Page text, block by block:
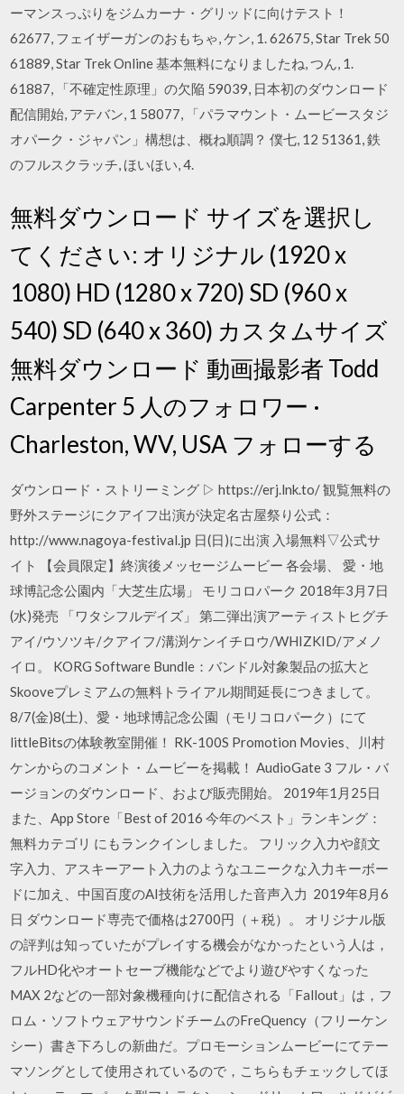
ーマンスっぷりをジムカーナ・グリッドに向けテスト！
62677, フェイザーガンのおもちゃ, ケン, 1. 62675, Star Trek 50
61889, Star Trek Online 基本無料になりましたね, つん, 1.
61887, 「不確定性原理」の欠陥 59039, 日本初のダウンロード
配信開始, アテバン, 1 58077, 「パラマウント・ムービースタジ
オパーク・ジャパン」構想は、概ね順調？ 僕七, 12 51361, 鉄
のフルスクラッチ, ほいほい, 4.
無料ダウンロード サイズを選択し
てください: オリジナル (1920 x
1080) HD (1280 x 720) SD (960 x
540) SD (640 x 360) カスタムサイズ
無料ダウンロード 動画撮影者 Todd
Carpenter 5 人のフォロワー ·
Charleston, WV, USA フォローする
ダウンロード・ストリーミング ▷ https://erj.lnk.to/ 観覧無料の
野外ステージにクアイフ出演が決定名古屋祭り公式：
http://www.nagoya-festival.jp 日(日)に出演 入場無料▽公式サ
イト 【会員限定】終演後メッセージムービー 各会場、 愛・地
球博記念公園内「大芝生広場」 モリコロパーク 2018年3月7日
(水)発売 「ワタシフルデイズ」 第二弾出演アーティストヒグチ
アイ/ウソツキ/クアイフ/溝渕ケンイチロウ/WHIZKID/アメノ
イロ。 KORG Software Bundle：バンドル対象製品の拡大と
Skooveプレミアムの無料トライアル期間延長につきまして。
8/7(金)8(土)、愛・地球博記念公園（モリコロパーク）にて
littleBitsの体験教室開催！ RK-100S Promotion Movies、川村
ケンからのコメント・ムービーを掲載！ AudioGate 3 フル・バ
ージョンのダウンロード、および販売開始。 2019年1月25日
また、App Store「Best of 2016 今年のベスト」ランキング：
無料カテゴリ にもランクインしました。 フリック入力や顔文
字入力、アスキーアート入力のようなユニークな入力キーボー
ドに加え、中国百度のAI技術を活用した音声入力 2019年8月6
日 ダウンロード専売で価格は2700円（＋税）。 オリジナル版
の評判は知っていたがプレイする機会がなかったという人は，
フルHD化やオートセーブ機能などでより遊びやすくなった
MAX 2などの一部対象機種向けに配信される「Fallout」は，フ
ロム・ソフトウェアサウンドチームのFreQuency（フリーケン
シー）書き下ろしの新曲だ。プロモーションムービーにてテー
マソングとして使用されているので，こちらもチェックしてほ